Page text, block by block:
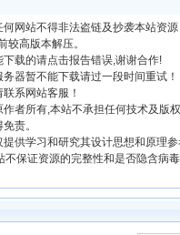
网站不得非法盗链及抄袭本站资源
高版本解压。
载的请点击报告错误,谢谢合作!
器暂不能下载请过一段时间重试！
系网站客服！
者所有,本站不承担任何技术及版
责。
供学习和研究其设计思想和原理
不保证资源的完整性和是否隐含病